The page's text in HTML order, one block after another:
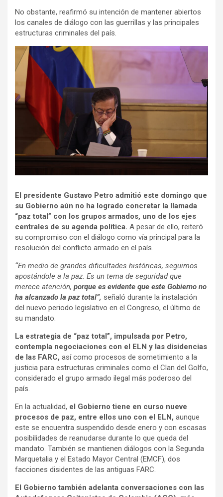
No obstante, reafirmó su intención de mantener abiertos
los canales de diálogo con las guerrillas y las principales
estructuras criminales del país.
El presidente Gustavo Petro admitió este domingo que
su Gobierno aún no ha logrado concretar la llamada
“paz total” con los grupos armados, uno de los ejes
centrales de su agenda política. A pesar de ello, reiteró
su compromiso con el diálogo como vía principal para la
resolución del conflicto armado en el país.
“En medio de grandes dificultades históricas, seguimos
apostándole a la paz. Es un tema de seguridad que
merece atención, porque es evidente que este Gobierno no
ha alcanzado la paz total”, señaló durante la instalación
del nuevo periodo legislativo en el Congreso, el último de
su mandato.
La estrategia de “paz total”, impulsada por Petro,
contempla negociaciones con el ELN y las disidencias
de las FARC, así como procesos de sometimiento a la
justicia para estructuras criminales como el Clan del Golfo,
considerado el grupo armado ilegal más poderoso del
país.
En la actualidad, el Gobierno tiene en curso nueve
procesos de paz, entre ellos uno con el ELN, aunque
este se encuentra suspendido desde enero y con escasas
posibilidades de reanudarse durante lo que queda del
mandato. También se mantienen diálogos con la Segunda
Marquetalia y el Estado Mayor Central (EMCF), dos
facciones disidentes de las antiguas FARC.
El Gobierno también adelanta conversaciones con las